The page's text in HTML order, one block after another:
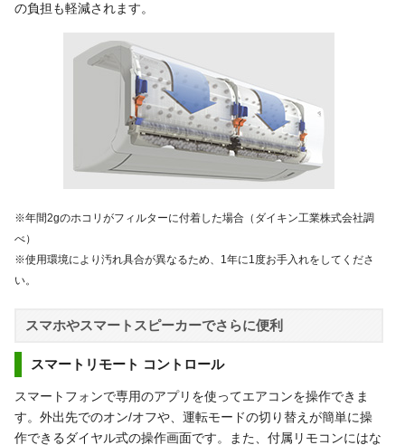
の負担も軽減されます。
※年間2gのホコリがフィルターに付着した場合（ダイキン工業株式会社調
べ）
※使用環境により汚れ具合が異なるため、1年に1度お手入れをしてくださ
い。
スマホやスマートスピーカーでさらに便利
スマートリモート コントロール
スマートフォンで専用のアプリを使ってエアコンを操作できま
す。外出先でのオン/オフや、運転モードの切り替えが簡単に操
作できるダイヤル式の操作画面です。また、付属リモコンにはな